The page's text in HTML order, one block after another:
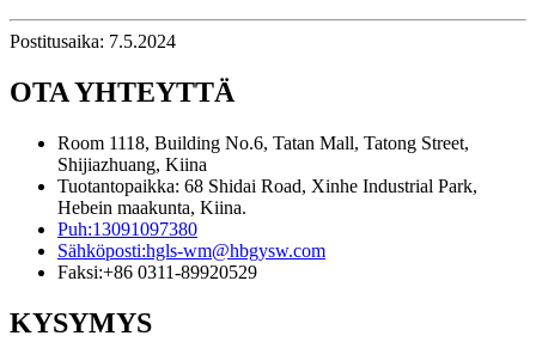
Postitusaika: 7.5.2024
OTA YHTEYTTÄ
Room 1118, Building No.6, Tatan Mall, Tatong Street,
Shijiazhuang, Kiina
Tuotantopaikka: 68 Shidai Road, Xinhe Industrial Park,
Hebein maakunta, Kiina.
Puh:13091097380
Sähköposti:hgls-wm@hbgysw.com
Faksi:+86 0311-89920529
KYSYMYS